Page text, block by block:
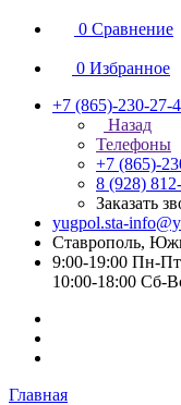
0 Сравнение
0 Избранное
+7 (865)-230-27-
Назад
Телефоны
+7 (865)-
8 (928)
Заказать
yugpol.sta-
Ставрополь,
9:00-19:00 Пн-Пт
10:00-18:00 Cб-
Главная